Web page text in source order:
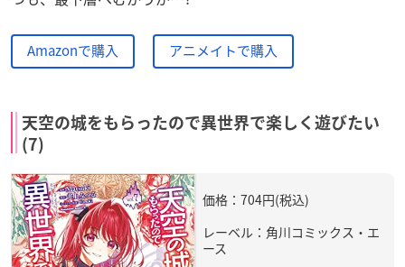
Amazonで購入 アニメイトで購入
天空の城をもらったので異世界で楽しく遊びたい
(7)
価格：704円(税込)
レーベル：角川コミックス・エ
ース